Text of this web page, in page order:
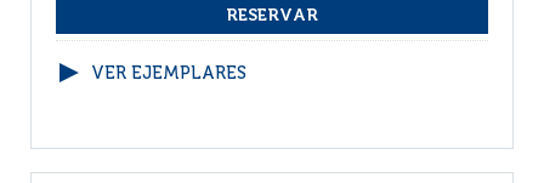
VER EJEMPLARES